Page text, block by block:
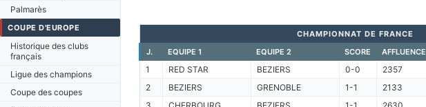
Palmarès
COUPE D'EUROPE
Historique des clubs
français
Ligue des champions
Coupe des coupes
CHAMPIONNAT DE FRANCE
J.
EQUIPE 1 EQUIPE 2 SCORE AFFLUENCE
1 RED STAR BEZIERS 0-0
2357
2
BEZIERS GRENOBLE 1-1
2133